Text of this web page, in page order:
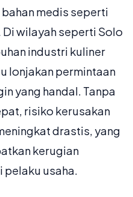
medis seperti
wilayah seperti Solo
industri kuliner
lonjakan permintaan
yang handal. Tanpa
risiko kerusakan
drastis, yang
kerugian
pelaku usaha.